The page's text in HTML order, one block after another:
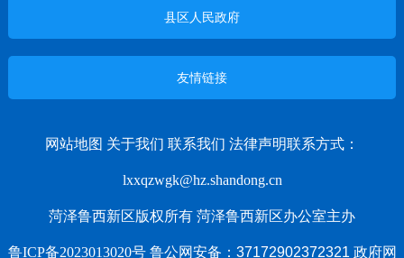
县区人民政府
友情链接
网站地图 关于我们 联系我们 法律声明联系方式：
lxxqzwgk@hz.shandong.cn
菏泽鲁西新区版权所有 菏泽鲁西新区办公室主办
鲁ICP备2023013020号鲁公网安备：37172902372321 政府网